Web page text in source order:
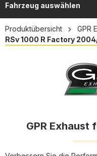
Fahrzeug auswählen
Produktübersicht GPR
RSv 1000 R Factory
GPR Exhaust